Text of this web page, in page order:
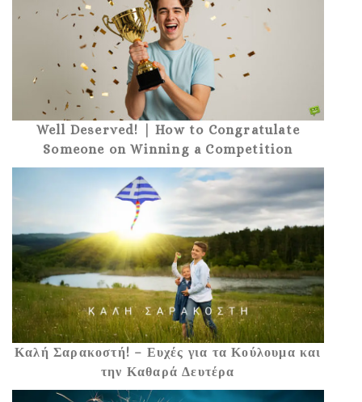
Well Deserved! | How to Congratulate
Someone on Winning a Competition
Καλή Σαρακοστή! – Ευχές για τα Κούλουμα και
την Καθαρά Δευτέρα